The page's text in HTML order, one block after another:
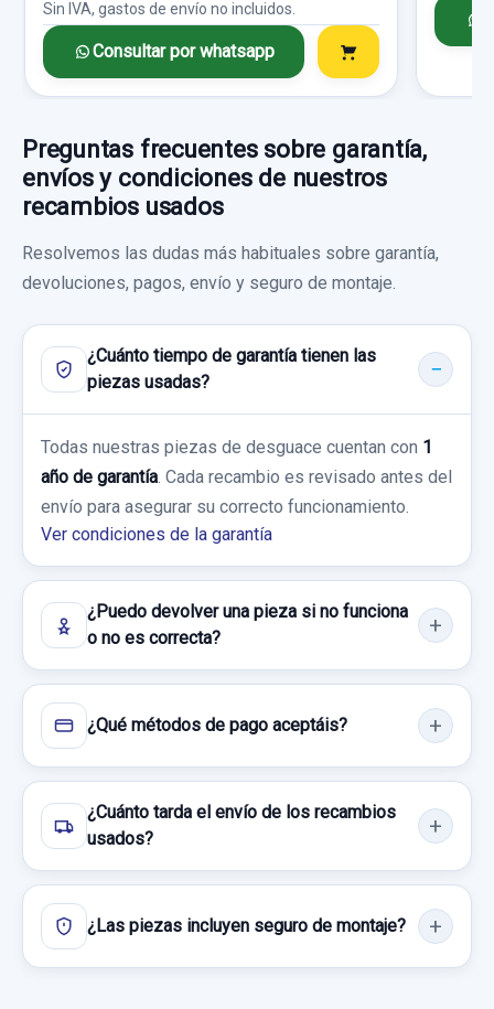
IZQUIERDA usado.
MERCEDES-BENZ VITO CAJA CERRADA
6.03 111 CDI...
Garantía 1 año
Ref:772175
MANGUETA TRASERA DERECHA 6393521304
6393521304 usado.
MERCEDES-BENZ VITO CAJA CERRADA
6.03 111 CDI...
Garantía 1 año
49,58 €
Sin IVA, gastos de envío no incluidos.
Consultar por whatsapp
SERVOFRENO A0004311727
SERVOFRENO A0004311727 usado.
MERCEDES-BENZ VITO CAJA CERRADA
6.03 111 CDI...
Garantía 1 año
Ref: A0004311727
36,36 €
Sin IVA, gastos de envío no incluidos.
Consultar por whatsapp
Sin IVA, gastos de envío no incluidos.
Consultar por whatsapp
Preguntas frecuentes sobre garantía,
envíos y condiciones de nuestros
recambios usados
Resolvemos las dudas más habituales sobre garantía,
devoluciones, pagos, envío y seguro de montaje.
¿Cuánto tiempo de garantía tienen las
piezas usadas?
Todas nuestras piezas de desguace cuentan con 1
año de garantía. Cada recambio es revisado antes del
envío para asegurar su correcto funcionamiento.
Ver condiciones de la garantía
¿Puedo devolver una pieza si no funciona
o no es correcta?
¿Qué métodos de pago aceptáis?
¿Cuánto tarda el envío de los recambios
usados?
¿Las piezas incluyen seguro de montaje?